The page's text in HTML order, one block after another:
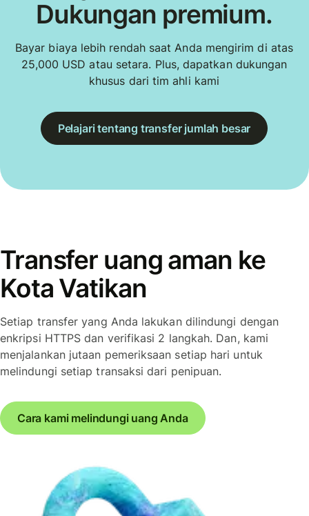
Dukungan premium.
Bayar biaya lebih rendah saat Anda mengirim di atas
25,000 USD atau setara. Plus, dapatkan dukungan
khusus dari tim ahli kami
Pelajari tentang transfer jumlah besar
Transfer uang aman ke
Kota Vatikan
Setiap transfer yang Anda lakukan dilindungi dengan
enkripsi HTTPS dan verifikasi 2 langkah. Dan, kami
menjalankan jutaan pemeriksaan setiap hari untuk
melindungi setiap transaksi dari penipuan.
Cara kami melindungi uang Anda